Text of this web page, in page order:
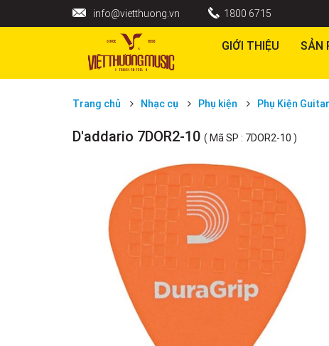
info@vietthuong.vn 1800 6715
GIỚI THIỆU SẢN
Trang chủ Nhạc cụ Phụ kiện Phụ Kiện Guitar
D'addario 7DOR2-10 ( Mã SP : 7DOR2-10 )